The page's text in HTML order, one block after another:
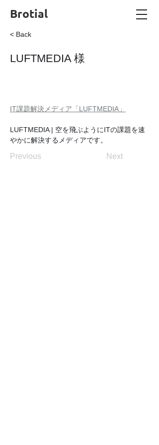
Brotial
< Back
LUFTMEDIA 様
IT課題解決メディア「LUFTMEDIA」
LUFTMEDIA | 空を飛ぶようにITの課題を速
やかに解決するメディアです。
Previous Next